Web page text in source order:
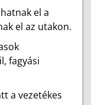
el a
el az utakon.
fagyási
a vezetékes